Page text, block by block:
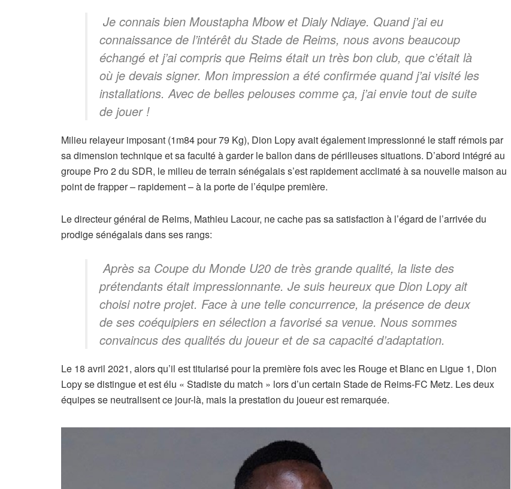
Je connais bien Moustapha Mbow et Dialy Ndiaye. Quand j’ai eu
connaissance de l’intérêt du Stade de Reims, nous avons beaucoup
échangé et j’ai compris que Reims était un très bon club, que c’était là
où je devais signer. Mon impression a été confirmée quand j’ai visité les
installations. Avec de belles pelouses comme ça, j’ai envie tout de suite
de jouer !
Milieu relayeur imposant (1m84 pour 79 Kg), Dion Lopy avait également impressionné le staff rémois par
sa dimension technique et sa faculté à garder le ballon dans de périlleuses situations. D’abord intégré au
groupe Pro 2 du SDR, le milieu de terrain sénégalais s’est rapidement acclimaté à sa nouvelle maison au
point de frapper – rapidement – à la porte de l’équipe première.
Le directeur général de Reims, Mathieu Lacour, ne cache pas sa satisfaction à l’égard de l’arrivée du
prodige sénégalais dans ses rangs:
Après sa Coupe du Monde U20 de très grande qualité, la liste des
prétendants était impressionnante. Je suis heureux que Dion Lopy ait
choisi notre projet. Face à une telle concurrence, la présence de deux
de ses coéquipiers en sélection a favorisé sa venue. Nous sommes
convaincus des qualités du joueur et de sa capacité d’adaptation.
Le 18 avril 2021, alors qu’il est titularisé pour la première fois avec les Rouge et Blanc en Ligue 1, Dion
Lopy se distingue et est élu « Stadiste du match » lors d’un certain Stade de Reims-FC Metz. Les deux
équipes se neutralisent ce jour-là, mais la prestation du joueur est remarquée.